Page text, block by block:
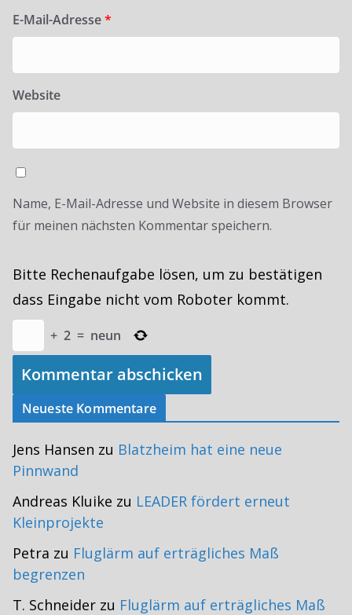
E-Mail-Adresse*
Website
Name, E-Mail-Adresse und Website in diesem Browser
für meinen nächsten Kommentar speichern.
Bitte Rechenaufgabe lösen, um zu bestätigen
dass Eingabe nicht vom Roboter kommt.
+ 2 = neun
Neueste Kommentare
Jens Hansen zu Blatzheim hat eine neue
Pinnwand
Andreas Kluike zu LEADER fördert erneut
Kleinprojekte
Petra zu Fluglärm auf erträgliches Maß
begrenzen
T. Schneider zu Fluglärm auf erträgliches Maß